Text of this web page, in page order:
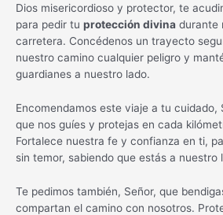
Dios misericordioso y protector, te
para pedir tu protección divina durante
carretera. Concédenos un trayecto
nuestro camino cualquier peligro y
guardianes a nuestro lado.
Encomendamos este viaje a tu cuidado,
que nos guíes y protejas en cada
Fortalece nuestra fe y confianza en ti,
sin temor, sabiendo que estás a nuestro
Te pedimos también, Señor, que
compartan el camino con nosotros.